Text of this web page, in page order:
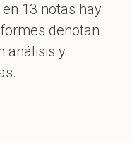
13 notas hay
denotan
análisis y